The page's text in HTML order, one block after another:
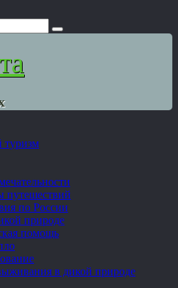
туризм
путешествий
по России
природе
помощь
в дикой природе